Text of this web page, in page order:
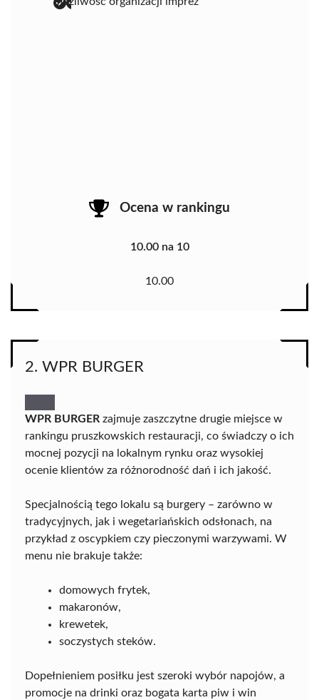
Ocena w rankingu
10.00 na 10
10.00
2. WPR BURGER
WPR BURGER zajmuje zaszczytne drugie miejsce w
rankingu pruszkowskich restauracji, co świadczy o ich
mocnej pozycji na lokalnym rynku oraz wysokiej
ocenie klientów za różnorodność dań i ich jakość.
Specjalnością tego lokalu są burgery – zarówno w
tradycyjnych, jak i wegetariańskich odsłonach, na
przykład z oscypkiem czy pieczonymi warzywami. W
menu nie brakuje także:
domowych frytek,
makaronów,
krewetek,
soczystych steków.
Dopełnieniem posiłku jest szeroki wybór napojów, a
promocje na drinki oraz bogata karta piw i win